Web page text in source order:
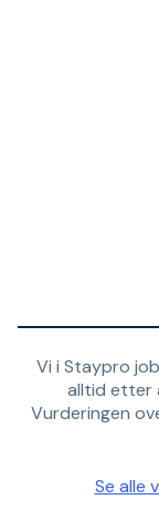
Vi i Staypro
alltid etter
Vurderingen
Se alle